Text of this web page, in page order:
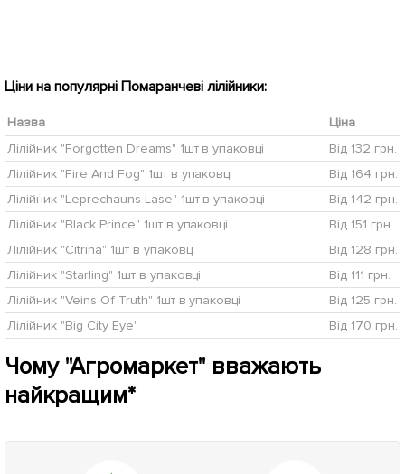
Ціни на популярні Помаранчеві лілійники:
Назва
Ціна
Лілійник "Forgotten Dreams" 1шт в упаковці
Від 132 грн.
Лілійник "Fire And Fog" 1шт в упаковці
Від 164 грн.
Лілійник "Leprechauns Lase" 1шт в упаковці
Від 142 грн.
Лілійник "Black Prince" 1шт в упаковці
Від 151 грн.
Лілійник "Citrina" 1шт в упаковці
Від 128 грн.
Лілійник "Starling" 1шт в упаковці
Від 111 грн.
Лілійник "Veins Of Truth" 1шт в упаковці
Від 125 грн.
Лілійник "Big City Eye"
Від 170 грн.
Чому "Агромаркет" вважають
найкращим*